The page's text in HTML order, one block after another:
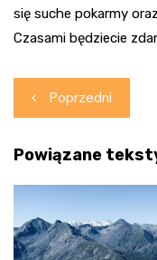
się suche pokarmy
Czasami będziecie
Nawigacja
wpisu
Poprzedni
Powiązane